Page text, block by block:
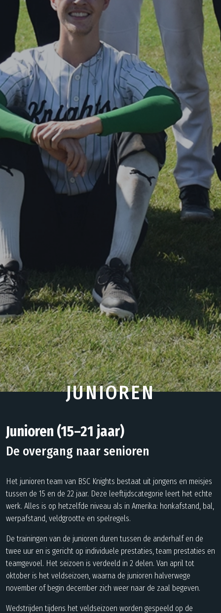
JUNIOREN
Junioren (15–21 jaar)
De overgang naar senioren
Het junioren team van BSC Knights bestaat uit jongens en meisjes
tussen de 15 en de 22 jaar. Deze leeftijdscategorie leert het echte
werk. Alles is op hetzelfde niveau als in Amerika: honkafstand, bal,
werpafstand, veldgrootte en spelregels.
De trainingen van de junioren duren tussen de anderhalf en de
twee uur en is gericht op individuele prestaties, team prestaties en
teamgevoel. Het seizoen is verdeeld in 2 delen. Van april tot
oktober is het veldseizoen, waarna de junioren halverwege
november of begin december zich weer naar de zaal begeven.
Wedstrijden tijdens het veldseizoen worden gespeeld op de